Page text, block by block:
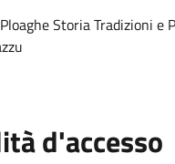
Storia Tradizioni e
d'accesso